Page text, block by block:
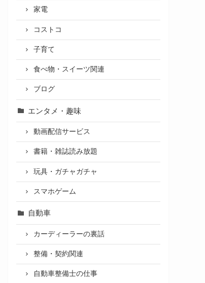
家電
コストコ
子育て
食べ物・スイーツ関連
ブログ
エンタメ・趣味
動画配信サービス
書籍・雑誌読み放題
玩具・ガチャガチャ
スマホゲーム
自動車
カーディーラーの裏話
整備・契約関連
自動車整備士の仕事